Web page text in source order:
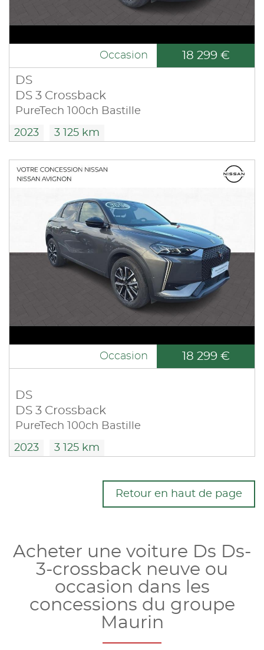
Occasion 18 299 €
DS
DS 3 Crossback
PureTech 100ch Bastille
2023 3 125 km
Occasion 18 299 €
DS
DS 3 Crossback
PureTech 100ch Bastille
2023 3 125 km
Retour en haut de page
Acheter une voiture Ds Ds-
3-crossback neuve ou
occasion dans les
concessions du groupe
Maurin